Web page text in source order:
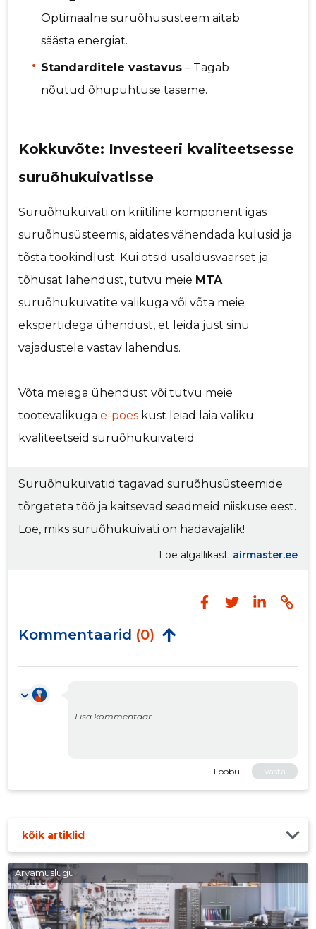
Optimaalne suruõhusüsteem aitab
säästa energiat.
Standarditele vastavus – Tagab
nõutud õhupuhtuse taseme.
Kokkuvõte: Investeeri kvaliteetsesse
suruõhukuivatisse
Suruõhukuivati on kriitiline komponent igas
suruõhusüsteemis, aidates vähendada kulusid ja
tõsta töökindlust. Kui otsid usaldusväärset ja
tõhusat lahendust, tutvu meie MTA
suruõhukuivatite valikuga või võta meie
ekspertidega ühendust, et leida just sinu
vajadustele vastav lahendus.
Võta meiega ühendust või tutvu meie
tootevalikuga e-poes kust leiad laia valiku
kvaliteetseid suruõhukuivateid
Suruõhukuivatid tagavad suruõhusüsteemide
tõrgeteta töö ja kaitsevad seadmeid niiskuse eest.
Loe, miks suruõhukuivati on hädavajalik!
Loe algallikast: airmaster.ee
Kommentaarid (0)
Loobu Vasta
kõik artiklid
Arvamuslugu